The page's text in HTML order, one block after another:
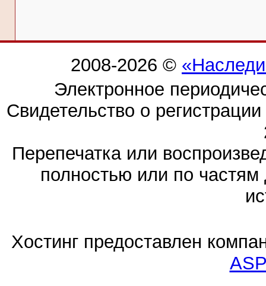
2008-2026 ©
Электронное
Свидетельство о
Перепечатка или
полностью или по частям
Хостинг предоставлен